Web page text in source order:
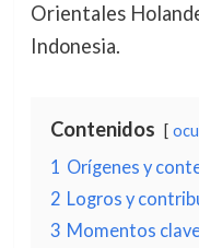
Orientales
Indonesia.
Contenidos
1 Orígenes y
2 Logros y
3 Momentos